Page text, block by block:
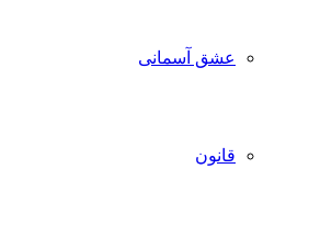
عشق آسمانی
قانون